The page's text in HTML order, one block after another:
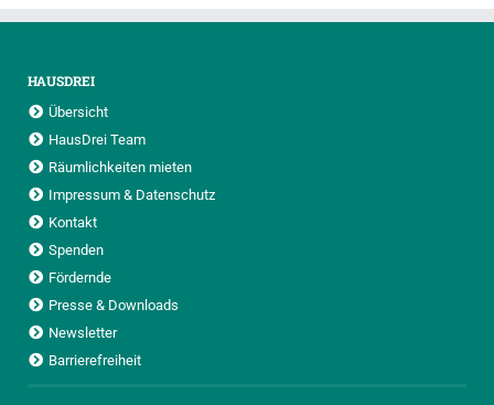
HAUSDREI
Übersicht
HausDrei Team
Räumlichkeiten mieten
Impressum & Datenschutz
Kontakt
Spenden
Fördernde
Presse & Downloads
Newsletter
Barrierefreiheit